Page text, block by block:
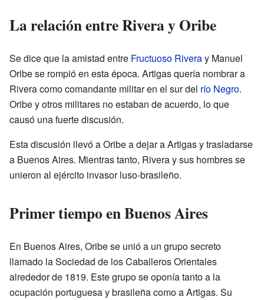
La relación entre Rivera y Oribe
Se dice que la amistad entre Fructuoso Riveray Manuel
Oribe se rompió en esta época. Artigas quería nombrar a
Rivera como comandante militar en el sur del río Negro.
Oribe y otros militares no estaban de acuerdo, lo que
causó una fuerte discusión.
Esta discusión llevó a Oribe a dejar a Artigas y trasladarse
a Buenos Aires. Mientras tanto, Rivera y sus hombres se
unieron al ejército invasor luso-brasileño.
Primer tiempo en Buenos Aires
En Buenos Aires, Oribe se unió a un grupo secreto
llamado la Sociedad de los Caballeros Orientales
alrededor de 1819. Este grupo se oponía tanto a la
ocupación portuguesa y brasileña como a Artigas. Su